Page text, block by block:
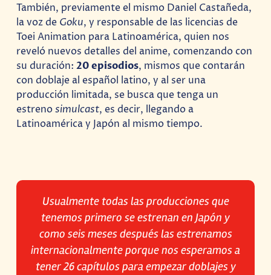
También, previamente el mismo Daniel Castañeda,
la voz de Goku, y responsable de las licencias de
Toei Animation para Latinoamérica, quien nos
reveló nuevos detalles del anime, comenzando con
su duración:20 episodios, mismos que contarán
con doblaje al español latino, y al ser una
producción limitada, se busca que tenga un
estrenosimulcast, es decir, llegando a
Latinoamérica y Japón al mismo tiempo.
Usualmente todas las producciones que
tenemos primero se estrenan en Japón y
como seis meses después las estrenamos
internacionalmente porque nos esperamos a
tener 26 capítulos para empezar doblajes y